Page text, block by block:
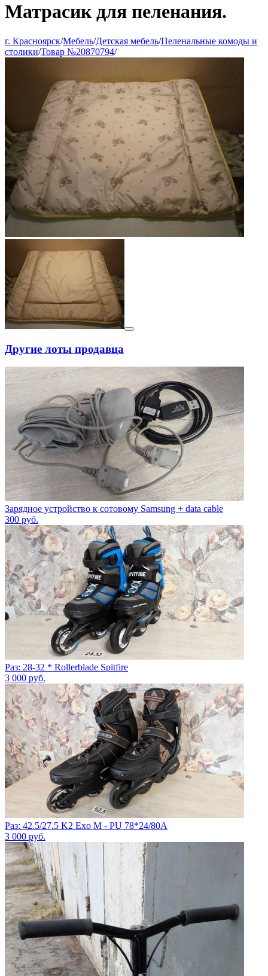
Матрасик для пеленания.
г. Красноярск/Мебель/Детская мебель/Пеленальные комоды и
столики/Товар №20870794/
Другие лоты продавца
Зарядное устройство к сотовому Samsung + data cable
300 руб.
Раз: 28-32 * Rollerblade Spitfire
3 000 руб.
Раз: 42.5/27.5 K2 Exo M - PU 78*24/80A
3 000 руб.